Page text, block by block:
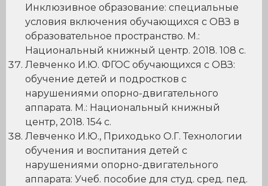
Инклюзивное образование: специальные
условия включения обучающихся с ОВЗ в
образовательное пространство. М.:
Национальный книжный центр. 2018. 108 с.
Левченко И.Ю. ФГОС обучающихся с ОВЗ:
обучение детей и подростков с
нарушениями опорно-двигательного
аппарата. М.: Национальный книжный
центр, 2018. 154 с.
Левченко И.Ю., Приходько О.Г. Технологии
обучения и воспитания детей с
нарушениями опорно-двигательного
аппарата: Учеб. пособие для студ. сред. пед.